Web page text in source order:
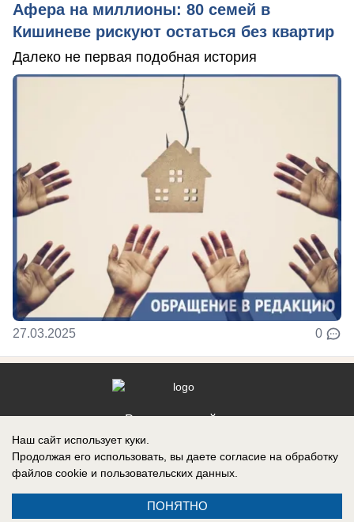
Афера на миллионы: 80 семей в
Кишиневе рискуют остаться без квартир
Далеко не первая подобная история
27.03.2025 0
Реклама на сайте
Наш сайт использует куки.
Продолжая его использовать, вы даете согласие на обработку
файлов cookie и пользовательских данных.
ПОНЯТНО